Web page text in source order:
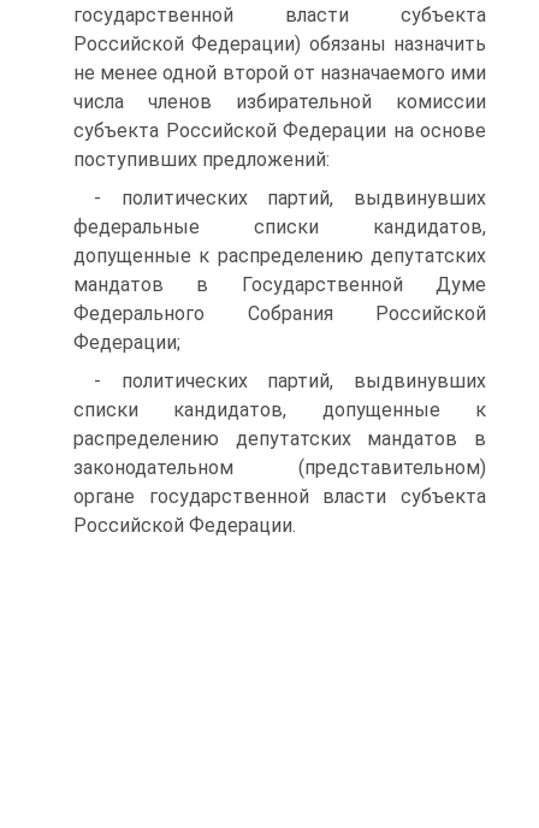
государственной власти субъекта
Российской Федерации) обязаны назначить
не менее одной второй от назначаемого ими
числа членов избирательной комиссии
субъекта Российской Федерации на основе
поступивших предложений:
- политических партий, выдвинувших
федеральные списки кандидатов,
допущенные к распределению депутатских
мандатов в Государственной Думе
Федерального Собрания Российской
Федерации;
- политических партий, выдвинувших
списки кандидатов, допущенные к
распределению депутатских мандатов в
законодательном (представительном)
органе государственной власти субъекта
Российской Федерации.